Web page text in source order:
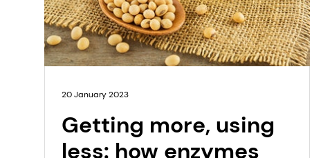
20 January 2023
Getting more, using
less: how enzymes